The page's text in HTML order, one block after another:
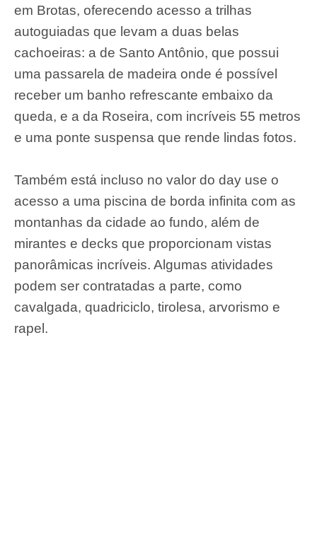
em Brotas, oferecendo acesso a trilhas
autoguiadas que levam a duas belas
cachoeiras: a de Santo Antônio, que possui
uma passarela de madeira onde é possível
receber um banho refrescante embaixo da
queda, e a da Roseira, com incríveis 55 metros
e uma ponte suspensa que rende lindas fotos.
Também está incluso no valor do day use o
acesso a uma piscina de borda infinita com as
montanhas da cidade ao fundo, além de
mirantes e decks que proporcionam vistas
panorâmicas incríveis. Algumas atividades
podem ser contratadas a parte, como
cavalgada, quadriciclo, tirolesa, arvorismo e
rapel.